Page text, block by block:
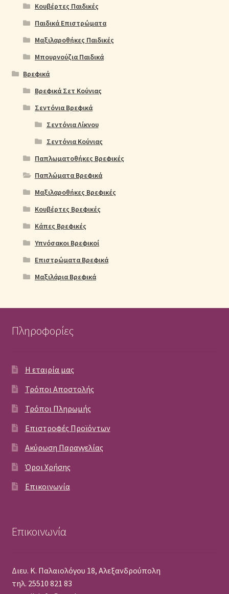
Κουβέρτες Παιδικές
Παιδικά Επιστρώματα
Μαξιλαροθήκες Παιδικές
Μπουρνούζια Παιδικά
Βρεφικά
Βρεφικά Σετ Κούνιας
Σεντόνια Βρεφικά
Σεντόνια Λίκνου
Σεντόνια Κούνιας
Παπλωματοθήκες Βρεφικές
Παπλώματα Βρεφικά
Μαξιλαροθήκες Βρεφικές
Κουβέρτες Βρεφικές
Κάπες Βρεφικές
Υπνόσακοι Βρεφικοί
Επιστρώματα Βρεφικά
Μαξιλάρια Βρεφικά
Πληροφορίες
Η εταιρία μας
Τρόποι Αποστολής
Τρόποι Πληρωμής
Επιστροφές Προϊόντων
Ακύρωση Παραγγελίας
Όροι Χρήσης
Επικοινωνία
Επικοινωνία
Διευ. Κ. Παλαιολόγου 18, Αλεξανδρούπολη
τηλ. 25510 821 83